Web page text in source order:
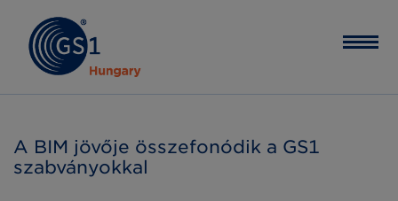
A BIM jövője összefonódik a GS1
szabványokkal